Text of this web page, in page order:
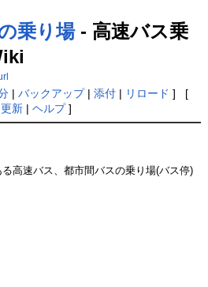
乗り場- 高速バス乗
| バックアップ| 添付| リロード ] [
新| ヘルプ]
高速バス、都市間バスの乗り場(バス停)